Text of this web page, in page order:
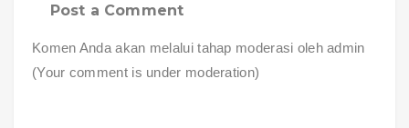
Post a Comment
Komen Anda akan melalui tahap moderasi oleh admin
(Your comment is under moderation)